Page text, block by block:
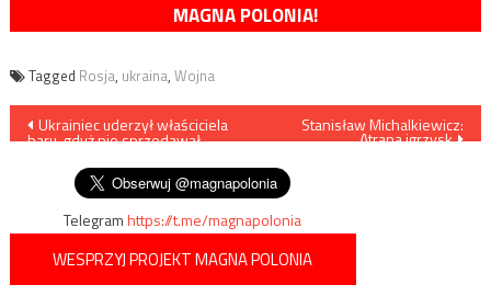
MAGNA POLONIA!
Tagged Rosja, ukraina, Wojna
Nawigacja
wpisu
Ukrainiec uderzył właściciela
baru, gdyż nie sprzedawał
Stanisław Michalkiewicz:
Atrapa igrzysk
Telegramhttps://t.me/magnapolonia
WESPRZYJ PROJEKT MAGNA POLONIA